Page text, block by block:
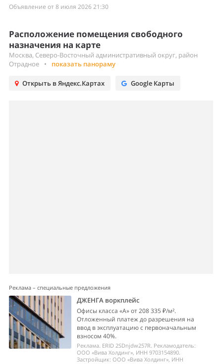
Объявление от 8 июля 2026 21:30
Расположение помещения свободного
назначения на карте
Москва, Северо-Восточный административный округ, район
Отрадное
• показать панораму
Открыть в Яндекс.Картах Google Карты
Реклама – специальные предложения
ДЖЕНГА воркплейс
Офисы класса «А» от 208 335 ₽/м².
Отложенный платеж до разрешения на
ввод в эксплуатацию с первоначальным
взносом 40%.
Реклама. ERID 2SDnjdw257R. Рекламодатель:
ООО «Вива Холдинг», ИНН 9703154890.
Застройщик: ООО «Вива Холдинг», ИНН